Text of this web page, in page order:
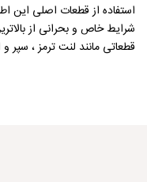
استفاده از قطعات اصلی این
شرایط خاص و بحرانی از
قطعاتی مانند لنت ترمز ، سپر